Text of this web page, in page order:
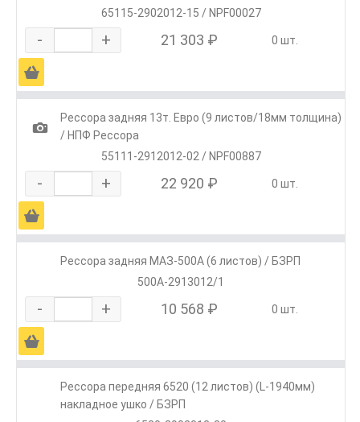
65115-2902012-15 / NPF00027
- + 21 303 ₽ 0 шт.
Ä
1
Рессора задняя 13т. Евро (9 листов/18мм толщина)
/ НПФ Рессора
55111-2912012-02 / NPF00887
- + 22 920 ₽ 0 шт.
Ä
Рессора задняя МАЗ-500А (6 листов) / БЗРП
500А-2913012/1
- + 10 568 ₽ 0 шт.
Ä
Рессора передняя 6520 (12 листов) (L-1940мм)
накладное ушко / БЗРП